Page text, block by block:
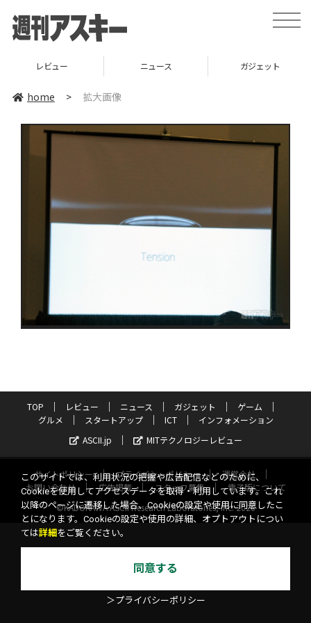
toggle
レビュー ニュース ガジェット
home > 拡大画像
TOP レビュー ニュース ガジェット
ゲーム
グルメ
スタートアップ ICT
インフォメーション
ASCII.jp
MITテクノロジーレビュー
サイトポリシー プライバシーポリシー
運営会社
お問い合わせ
広告掲載 スタッフ募集
電子版について
©KADOKAWA ASCII Research Laboratories, Inc. 2026
このサイトでは、利用状況の把握や広告配信などのために、
Cookieを使用してアクセスデータを取得・利用しています。これ
以降のページに遷移した場合、Cookieの設定や使用に同意したこ
とになります。Cookieの設定や使用の詳細、オプトアウトについ
ては詳細 をご覧ください。
同意する
＞プライバシーポリシー